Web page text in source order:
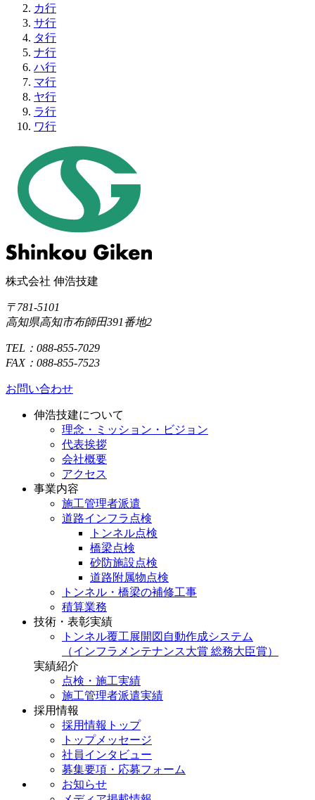
カ行
サ行
タ行
ナ行
ハ行
マ行
ヤ行
ラ行
ワ行
株式会社 伸浩技建
〒781-5101
高知県高知市布師田391番地2
TEL：088-855-7029
FAX：088-855-7523
お問い合わせ
伸浩技建について
理念・ミッション・ビジョン
代表挨拶
会社概要
アクセス
事業内容
施工管理者派遣
道路インフラ点検
トンネル点検
橋梁点検
砂防施設点検
道路附属物点検
トンネル・橋梁の補修工事
積算業務
技術・表彰実績
トンネル覆工展開図自動作成システム
（インフラメンテナンス大賞 総務大臣賞）
実績紹介
点検・施工実績
施工管理者派遣実績
採用情報
採用情報トップ
トップメッセージ
社員インタビュー
募集要項・応募フォーム
お知らせ